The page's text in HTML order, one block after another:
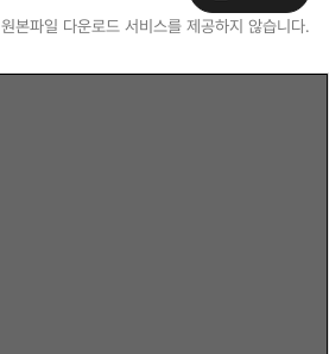
원본파일 다운로드 서비스를 제공하지 않습니다.